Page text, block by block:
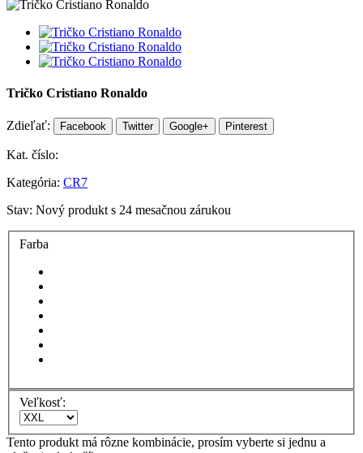
Tričko Cristiano Ronaldo
Zdieľať: Facebook Twitter Google+ Pinterest
Kat. číslo:
Kategória: CR7
Stav: Nový produkt s 24 mesačnou zárukou
Farba
Veľkosť:
Tento produkt má rôzne kombinácie, prosím vyberte si jednu a